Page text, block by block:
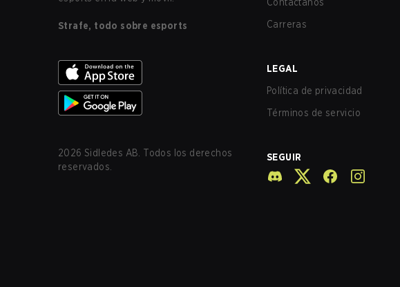
Strafe, todo sobre esports
2026 Sidledes AB. Todos los derechos
reservados.
Carreras
LEGAL
Política de privacidad
Términos de servicio
SEGUIR